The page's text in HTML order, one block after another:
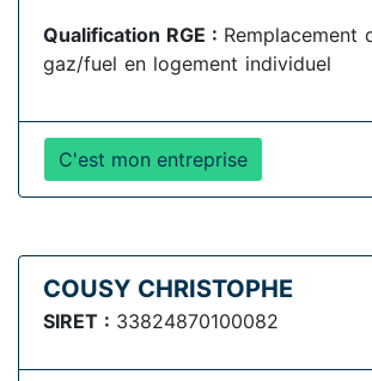
Qualification RGE : Remplacement
gaz/fuel en logement individuel
C'est mon entreprise
COUSY CHRISTOPHE
SIRET : 33824870100082